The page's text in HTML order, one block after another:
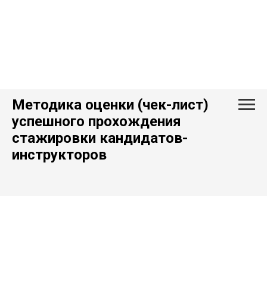
Методика оценки (чек-лист)
успешного прохождения
стажировки кандидатов-
инструкторов